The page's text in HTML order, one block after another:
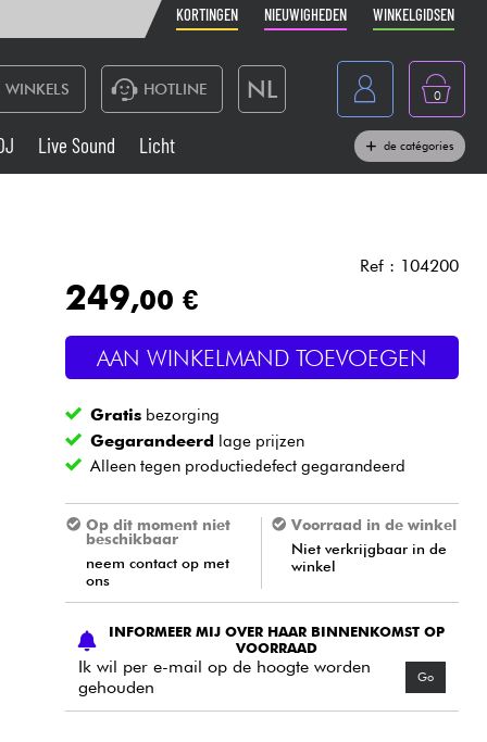
KORTINGEN NIEUWIGHEDEN WINKELGIDSEN
WINKELS HOTLINE NL
France
Belgique
Deutschland
0
Live Sound
Blaasinstrument
Kabels & toebehoren
Live Sound Licht de catégories
Ref : 104200
249,00 €
AAN WINKELMAND TOEVOEGEN
Gratis bezorging
Gegarandeerd lage prijzen
Alleen tegen productiedefect gegarandeerd
Op dit moment niet
beschikbaar
neem contact op met
ons
Voorraad in de winkel
Niet verkrijgbaar in de
winkel
INFORMEER MIJ OVER HAAR BINNENKOMST OP
VOORRAAD
Ik wil per e-mail op de hoogte worden
gehouden
Go